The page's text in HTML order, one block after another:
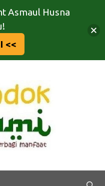
Asmaul Husna
<<